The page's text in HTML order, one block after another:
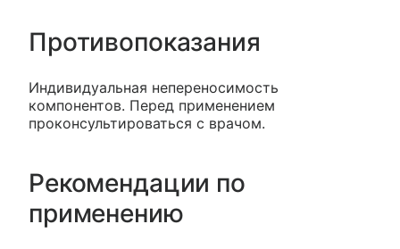
Противопоказания
Индивидуальная непереносимость
компонентов. Перед применением
проконсультироваться с врачом.
Рекомендации по
применению